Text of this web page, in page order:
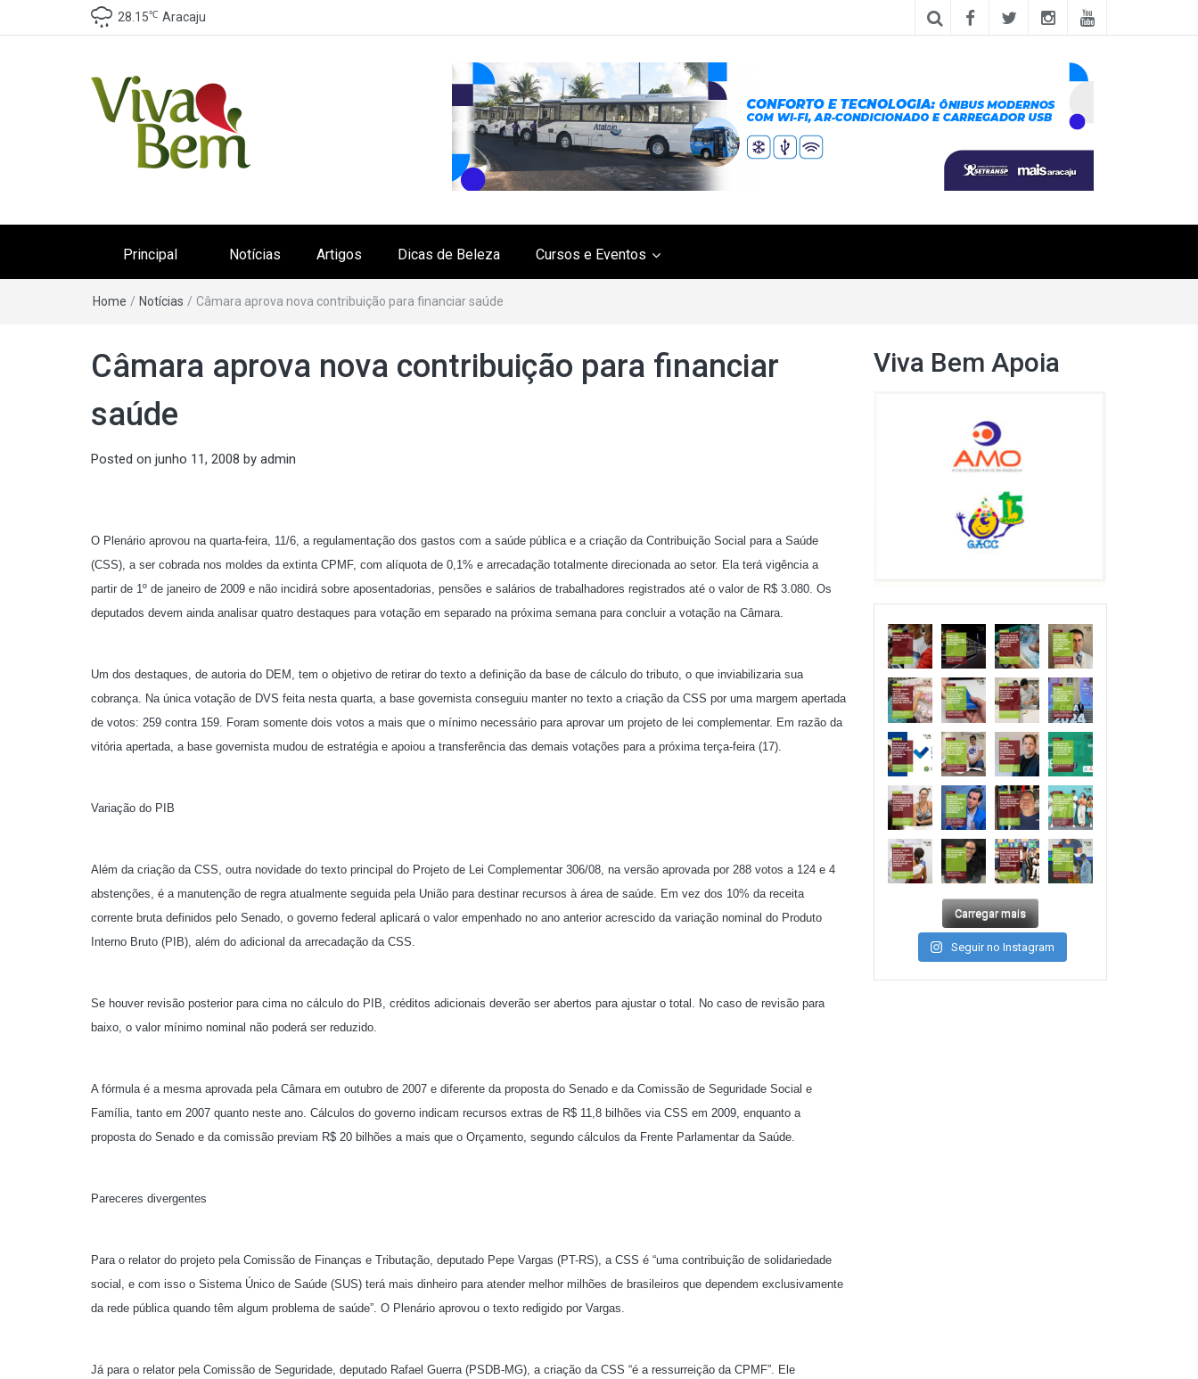
28.15℃ Aracaju
Principal Notícias Artigos Dicas de Beleza Cursos e Eventos
Home / Notícias / Câmara aprova nova contribuição para financiar saúde
Câmara aprova nova contribuição para financiar
saúde
Posted on junho 11, 2008 by admin
O Plenário aprovou na quarta-feira, 11/6, a regulamentação dos gastos com a saúde pública e a criação da Contribuição Social para a Saúde
(CSS), a ser cobrada nos moldes da extinta CPMF, com alíquota de 0,1% e arrecadação totalmente direcionada ao setor. Ela terá vigência a
partir de 1º de janeiro de 2009 e não incidirá sobre aposentadorias, pensões e salários de trabalhadores registrados até o valor de R$ 3.080. Os
deputados devem ainda analisar quatro destaques para votação em separado na próxima semana para concluir a votação na Câmara.
Um dos destaques, de autoria do DEM, tem o objetivo de retirar do texto a definição da base de cálculo do tributo, o que inviabilizaria sua
cobrança. Na única votação de DVS feita nesta quarta, a base governista conseguiu manter no texto a criação da CSS por uma margem apertada
de votos: 259 contra 159. Foram somente dois votos a mais que o mínimo necessário para aprovar um projeto de lei complementar. Em razão da
vitória apertada, a base governista mudou de estratégia e apoiou a transferência das demais votações para a próxima terça-feira (17).
Variação do PIB
Além da criação da CSS, outra novidade do texto principal do Projeto de Lei Complementar 306/08, na versão aprovada por 288 votos a 124 e 4
abstenções, é a manutenção de regra atualmente seguida pela União para destinar recursos à área de saúde. Em vez dos 10% da receita
corrente bruta definidos pelo Senado, o governo federal aplicará o valor empenhado no ano anterior acrescido da variação nominal do Produto
Interno Bruto (PIB), além do adicional da arrecadação da CSS.
Se houver revisão posterior para cima no cálculo do PIB, créditos adicionais deverão ser abertos para ajustar o total. No caso de revisão para
baixo, o valor mínimo nominal não poderá ser reduzido.
A fórmula é a mesma aprovada pela Câmara em outubro de 2007 e diferente da proposta do Senado e da Comissão de Seguridade Social e
Família, tanto em 2007 quanto neste ano. Cálculos do governo indicam recursos extras de R$ 11,8 bilhões via CSS em 2009, enquanto a
proposta do Senado e da comissão previam R$ 20 bilhões a mais que o Orçamento, segundo cálculos da Frente Parlamentar da Saúde.
Pareceres divergentes
Para o relator do projeto pela Comissão de Finanças e Tributação, deputado Pepe Vargas (PT-RS), a CSS é “uma contribuição de solidariedade
social, e com isso o Sistema Único de Saúde (SUS) terá mais dinheiro para atender melhor milhões de brasileiros que dependem exclusivamente
da rede pública quando têm algum problema de saúde”. O Plenário aprovou o texto redigido por Vargas.
Já para o relator pela Comissão de Seguridade, deputado Rafael Guerra (PSDB-MG), a criação da CSS “é a ressurreição da CPMF”. Ele
Viva Bem Apoia
Carregar mais
Seguir no Instagram